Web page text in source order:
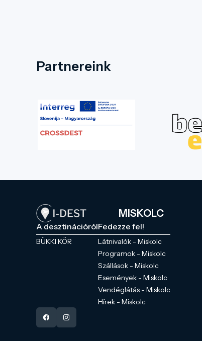
Partnereink
MISKOLC
A desztinációról
BÜKKI KÖR
Fedezze fel!
Látnivalók - Miskolc
Programok - Miskolc
Szállások - Miskolc
Események - Miskolc
Vendéglátás - Miskolc
Hírek - Miskolc